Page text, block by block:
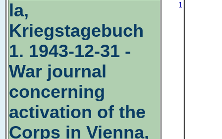
la,
Kriegstagebuch
1. 1943-12-31 -
War journal
concerning
activation of the
Corps in Vienna,
1